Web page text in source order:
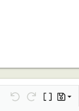
Ongedaan maken
Opnieuw doen
BB code
Bewaar concept